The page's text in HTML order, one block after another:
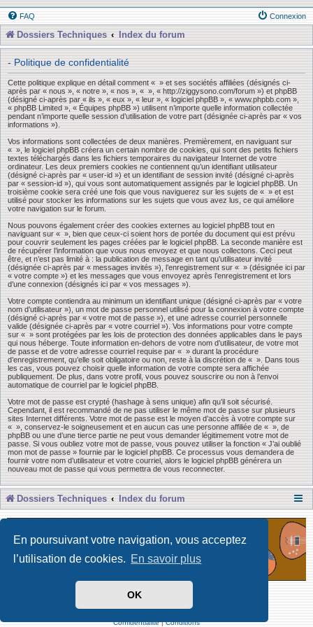
En poursuivant votre navigation, vous acceptez
l’utilisation de cookies. En savoir plus
OK
FAQ Connexion
Dossiers Techniques Index du forum
- Politique de confidentialité
Cette politique explique en détail comment « » et ses sociétés affiliées (désignés ci-
après par « nous », « notre », « nos », « », « http://ziggysono.com/forum ») et phpBB
(désigné ci-après par « ils », « eux », « leur », « logiciel phpBB », « www.phpbb.com »,
« phpBB Limited », « Équipes phpBB ») utilisent n’importe quelle information collectée
pendant n’importe quelle session d’utilisation de votre part (désignée ci-après par « vos
informations »).
Vos informations sont collectées de deux manières. Premièrement, en naviguant sur
« », le logiciel phpBB créera un certain nombre de cookies, qui sont des petits fichiers
textes téléchargés dans les fichiers temporaires du navigateur Internet de votre
ordinateur. Les deux premiers cookies ne contiennent qu’un identifiant utilisateur
(désigné ci-après par « user-id ») et un identifiant de session invité (désigné ci-après
par « session-id »), qui vous sont automatiquement assignés par le logiciel phpBB. Un
troisième cookie sera créé une fois que vous naviguerez sur les sujets de « » et est
utilisé pour stocker les informations sur les sujets que vous avez lus, ce qui améliore
votre navigation sur le forum.
Nous pouvons également créer des cookies externes au logiciel phpBB tout en
naviguant sur « », bien que ceux-ci soient hors de portée du document qui est prévu
pour couvrir seulement les pages créées par le logiciel phpBB. La seconde manière est
de récupérer l’information que vous nous envoyez et que nous collectons. Ceci peut
être, et n’est pas limité à : la publication de message en tant qu’utilisateur invité
(désignée ci-après par « messages invités »), l’enregistrement sur « » (désignée ici par
« votre compte ») et les messages que vous envoyez après l’enregistrement et lors
d’une connexion (désignés ici par « vos messages »).
Votre compte contiendra au minimum un identifiant unique (désigné ci-après par « votre
nom d’utilisateur »), un mot de passe personnel utilisé pour la connexion à votre compte
(désigné ci-après par « votre mot de passe »), et une adresse courriel personnelle
valide (désignée ci-après par « votre courriel »). Vos informations pour votre compte
sur « » sont protégées par les lois de protection des données applicables dans le pays
qui nous héberge. Toute information en-dehors de votre nom d’utilisateur, de votre mot
de passe et de votre adresse courriel requise par « » durant la procédure
d’enregistrement, qu’elle soit obligatoire ou non, reste à la discrétion de « ». Dans tous
les cas, vous pouvez choisir quelle information de votre compte sera affichée
publiquement. De plus, dans votre profil, vous pouvez souscrire ou non à l’envoi
automatique de courriel par le logiciel phpBB.
Votre mot de passe est crypté (hashage à sens unique) afin qu’il soit sécurisé.
Cependant, il est recommandé de ne pas utiliser le même mot de passe sur plusieurs
sites Internet différents. Votre mot de passe est le moyen d’accès à votre compte sur
« », conservez-le soigneusement et en aucun cas une personne affiliée de « », de
phpBB ou une d’une tierce partie ne peut vous demander légitimement votre mot de
passe. Si vous oubliez votre mot de passe, vous pouvez utiliser la fonction « J’ai oublié
mon mot de passe » fournie par le logiciel phpBB. Ce processus vous demandera de
fournir votre nom d’utilisateur et votre courriel, alors le logiciel phpBB générera un
nouveau mot de passe qui vous permettra de vous reconnecter.
Dossiers Techniques Index du forum
Développé par Forum Software © phpBB Limited
Traduit par phpBB-fr
Confidentialité|Conditions